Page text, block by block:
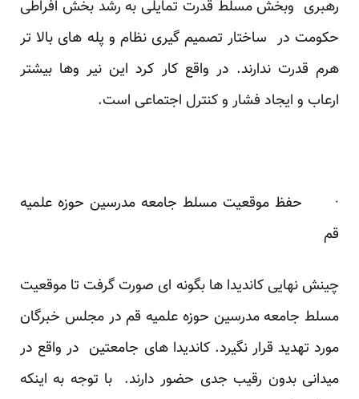
رهبری وبخش مسلط قدرت تمایلی به رشد بخش افراطی
حکومت در ساختار تصمیم گیری نظام و پله های بالا تر
هرم قدرت ندارند. در واقع کار کرد این نیر وها بیشتر
ارعاب و ایجاد فشار و کنترل اجتماعی است.
· حفظ موقعیت مسلط جامعه مدرسین حوزه علمیه
قم
چینش نهایی کاندیدا ها بگونه ای صورت گرفت تا موقعیت
مسلط جامعه مدرسین حوزه علمیه قم در مجلس خبرگان
مورد تهدید قرار نگیرد. کاندیدا های جامعتین در واقع در
میدانی بدون رقیب جدی حضور دارند. با توجه به اینکه